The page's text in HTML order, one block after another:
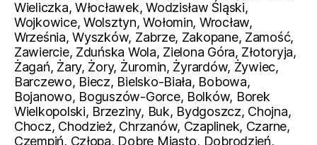
Wieliczka, Włocławek, Wodzisław Śląski,
Wojkowice, Wolsztyn, Wołomin, Wrocław,
Września, Wyszków, Zabrze, Zakopane, Zamość,
Zawiercie, Zduńska Wola, Zielona Góra, Złotoryja,
Żagań, Żary, Żory, Żuromin, Żyrardów, Żywiec,
Barczewo, Biecz, Bielsko-Biała, Bobowa,
Bojanowo, Boguszów-Gorce, Bolków, Borek
Wielkopolski, Brzeziny, Buk, Bydgoszcz, Chojna,
Chocz, Chodzież, Chrzanów, Czaplinek, Czarne,
Czempiń, Człopa, Dobre Miasto, Dobrodzień,